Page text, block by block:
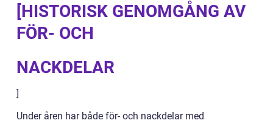
[HISTORISK GENOMGÅNG AV
FÖR- OCH
NACKDELAR
]
Under åren har både för- och nackdelar med